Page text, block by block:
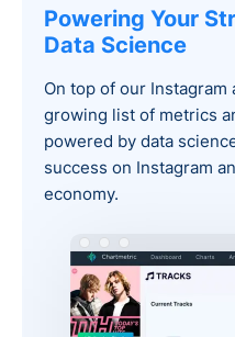
Powering Your
Data Science
On top of our Instagram
growing list of metrics
powered by data
success on Instagram
economy.